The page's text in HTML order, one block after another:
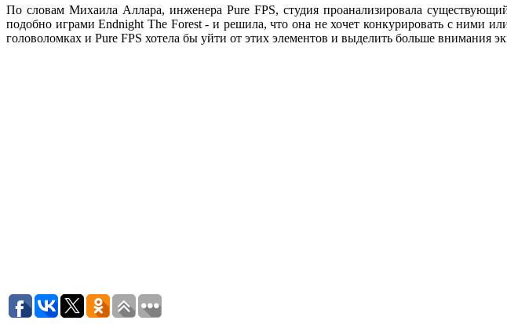
По словам Михаила Аллара, инженера Pure FPS, студия проанализировала
подобно играми Endnight The Forest - и решила, что она не хочет конкурировать с ними
головоломках и Pure FPS хотела бы уйти от этих элементов и выделить больше внимания